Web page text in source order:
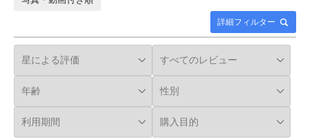
詳細フィルター